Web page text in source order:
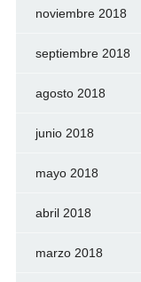
noviembre 2018
septiembre 2018
agosto 2018
junio 2018
mayo 2018
abril 2018
marzo 2018